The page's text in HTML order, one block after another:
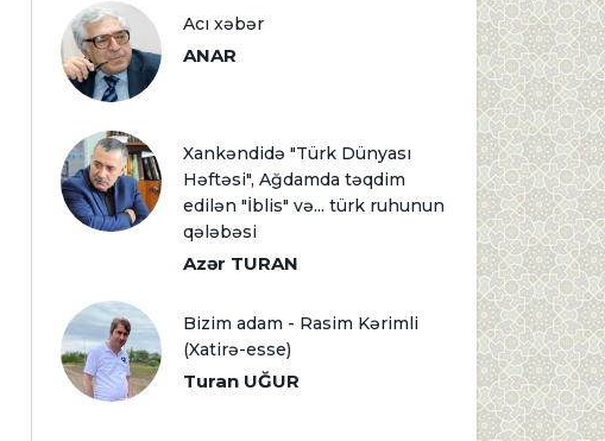
Acı xəbər
ANAR
Xankəndidə "Türk Dünyası
Həftəsi", Ağdamda təqdim
edilən "İblis" və... türk ruhunun
qələbəsi
Azər TURAN
Bizim adam - Rasim Kərimli
(Xatirə-esse)
Turan UĞUR